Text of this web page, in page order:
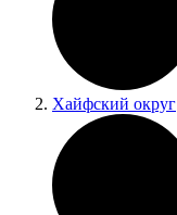
Хайфский округ